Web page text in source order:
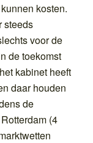
kosten.
steeds
voor de
de toekomst
kabinet heeft
daar houden
de
(4